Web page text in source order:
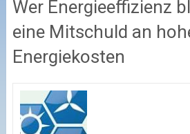
Wer Energieeffizienz
eine Mitschuld an
Energiekosten